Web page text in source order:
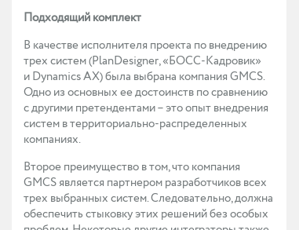
Подходящий комплект
В качестве исполнителя проекта по внедрению
трех систем (PlanDesigner, «БОСС-Кадровик»
и Dynamics AX) была выбрана компания GMCS.
Одно из основных ее достоинств по сравнению
с другими претендентами – это опыт внедрения
систем в территориально-распределенных
компаниях.
Второе преимущество в том, что компания
GMCS является партнером разработчиков всех
трех выбранных систем. Следовательно, должна
обеспечить стыковку этих решений без особых